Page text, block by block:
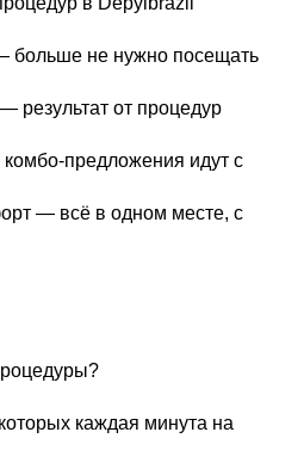
не нужно посещать
результат от процедур
предложения идут с
— всё в одном месте, с
каждая минута на